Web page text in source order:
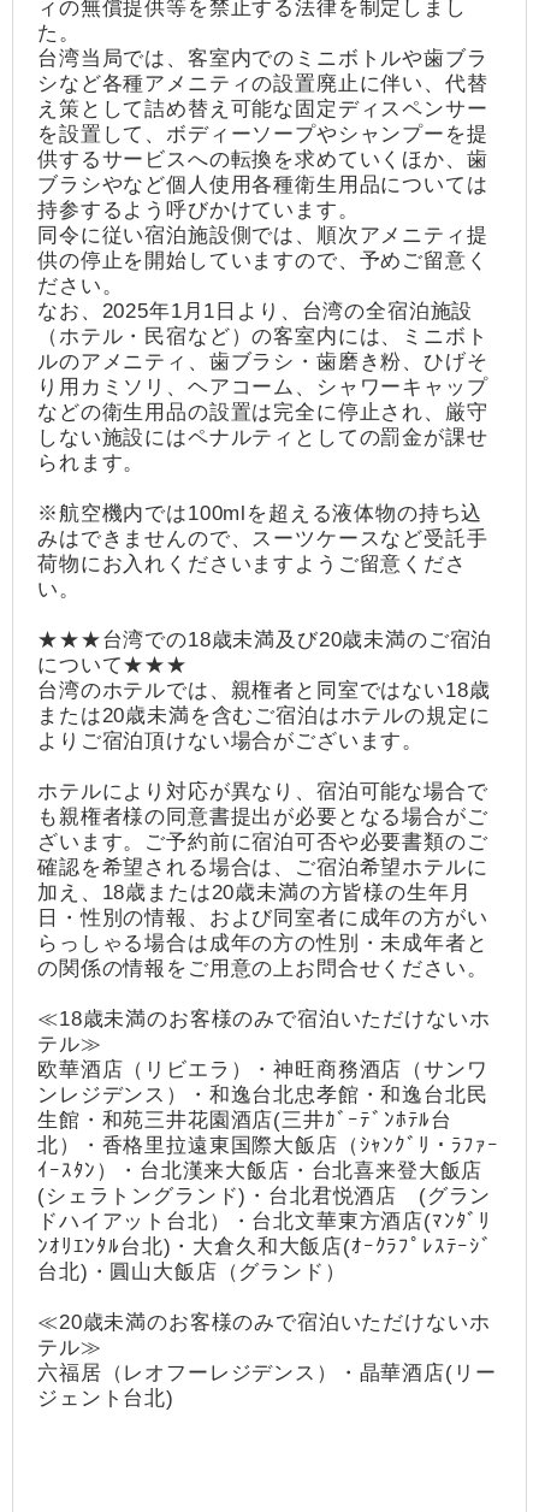
ィの無償提供等を禁止する法律を制定しまし
た。
台湾当局では、客室内でのミニボトルや歯ブラ
シなど各種アメニティの設置廃止に伴い、代替
え策として詰め替え可能な固定ディスペンサー
を設置して、ボディーソープやシャンプーを提
供するサービスへの転換を求めていくほか、歯
ブラシやなど個人使用各種衛生用品については
持参するよう呼びかけています。
同令に従い宿泊施設側では、順次アメニティ提
供の停止を開始していますので、予めご留意く
ださい。
なお、2025年1月1日より、台湾の全宿泊施設
（ホテル・民宿など）の客室内には、ミニボト
ルのアメニティ、歯ブラシ・歯磨き粉、ひげそ
り用カミソリ、ヘアコーム、シャワーキャップ
などの衛生用品の設置は完全に停止され、厳守
しない施設にはペナルティとしての罰金が課せ
られます。
※航空機内では100mlを超える液体物の持ち込
みはできませんので、スーツケースなど受託手
荷物にお入れくださいますようご留意くださ
い。
★★★台湾での18歳未満及び20歳未満のご宿泊
について★★★
台湾のホテルでは、親権者と同室ではない18歳
または20歳未満を含むご宿泊はホテルの規定に
よりご宿泊頂けない場合がございます。
ホテルにより対応が異なり、宿泊可能な場合で
も親権者様の同意書提出が必要となる場合がご
ざいます。ご予約前に宿泊可否や必要書類のご
確認を希望される場合は、ご宿泊希望ホテルに
加え、18歳または20歳未満の方皆様の生年月
日・性別の情報、および同室者に成年の方がい
らっしゃる場合は成年の方の性別・未成年者と
の関係の情報をご用意の上お問合せください。
≪18歳未満のお客様のみで宿泊いただけないホ
テル≫
欧華酒店（リビエラ）・神旺商務酒店（サンワ
ンレジデンス）・和逸台北忠孝館・和逸台北民
生館・和苑三井花園酒店(三井ｶﾞｰﾃﾞﾝﾎﾃﾙ台
北）・香格里拉遠東国際大飯店（ｼｬﾝｸﾞﾘ・ﾗﾌｧｰ
ｲｰｽﾀﾝ）・台北漢来大飯店・台北喜来登大飯店
(シェラトングランド)・台北君悦酒店 (グラン
ドハイアット台北）・台北文華東方酒店(ﾏﾝﾀﾞﾘ
ﾝｵﾘｴﾝﾀﾙ台北)・大倉久和大飯店(ｵｰｸﾗﾌﾟﾚｽﾃｰｼﾞ
台北)・圓山大飯店（グランド）
≪20歳未満のお客様のみで宿泊いただけないホ
テル≫
六福居（レオフーレジデンス）・晶華酒店(リー
ジェント台北)